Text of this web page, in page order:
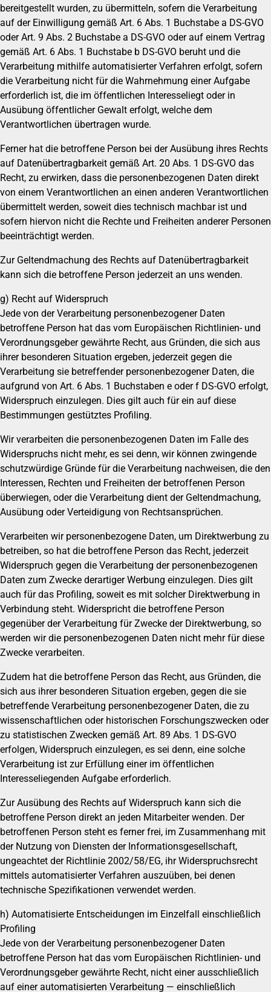
bereitgestellt wurden, zu übermitteln, sofern die Verarbeitung
auf der Einwilligung gemäß Art. 6 Abs. 1 Buchstabe a DS-GVO
oder Art. 9 Abs. 2 Buchstabe a DS-GVO oder auf einem Vertrag
gemäß Art. 6 Abs. 1 Buchstabe b DS-GVO beruht und die
Verarbeitung mithilfe automatisierter Verfahren erfolgt, sofern
die Verarbeitung nicht für die Wahrnehmung einer Aufgabe
erforderlich ist, die im öffentlichen Interesseliegt oder in
Ausübung öffentlicher Gewalt erfolgt, welche dem
Verantwortlichen übertragen wurde.
Ferner hat die betroffene Person bei der Ausübung ihres Rechts
auf Datenübertragbarkeit gemäß Art. 20 Abs. 1 DS-GVO das
Recht, zu erwirken, dass die personenbezogenen Daten direkt
von einem Verantwortlichen an einen anderen Verantwortlichen
übermittelt werden, soweit dies technisch machbar ist und
sofern hiervon nicht die Rechte und Freiheiten anderer Personen
beeinträchtigt werden.
Zur Geltendmachung des Rechts auf Datenübertragbarkeit
kann sich die betroffene Person jederzeit an uns wenden.
g) Recht auf Widerspruch
Jede von der Verarbeitung personenbezogener Daten
betroffene Person hat das vom Europäischen Richtlinien- und
Verordnungsgeber gewährte Recht, aus Gründen, die sich aus
ihrer besonderen Situation ergeben, jederzeit gegen die
Verarbeitung sie betreffender personenbezogener Daten, die
aufgrund von Art. 6 Abs. 1 Buchstaben e oder f DS-GVO erfolgt,
Widerspruch einzulegen. Dies gilt auch für ein auf diese
Bestimmungen gestütztes Profiling.
Wir verarbeiten die personenbezogenen Daten im Falle des
Widerspruchs nicht mehr, es sei denn, wir können zwingende
schutzwürdige Gründe für die Verarbeitung nachweisen, die den
Interessen, Rechten und Freiheiten der betroffenen Person
überwiegen, oder die Verarbeitung dient der Geltendmachung,
Ausübung oder Verteidigung von Rechtsansprüchen.
Verarbeiten wir personenbezogene Daten, um Direktwerbung zu
betreiben, so hat die betroffene Person das Recht, jederzeit
Widerspruch gegen die Verarbeitung der personenbezogenen
Daten zum Zwecke derartiger Werbung einzulegen. Dies gilt
auch für das Profiling, soweit es mit solcher Direktwerbung in
Verbindung steht. Widerspricht die betroffene Person
gegenüber der Verarbeitung für Zwecke der Direktwerbung, so
werden wir die personenbezogenen Daten nicht mehr für diese
Zwecke verarbeiten.
Zudem hat die betroffene Person das Recht, aus Gründen, die
sich aus ihrer besonderen Situation ergeben, gegen die sie
betreffende Verarbeitung personenbezogener Daten, die zu
wissenschaftlichen oder historischen Forschungszwecken oder
zu statistischen Zwecken gemäß Art. 89 Abs. 1 DS-GVO
erfolgen, Widerspruch einzulegen, es sei denn, eine solche
Verarbeitung ist zur Erfüllung einer im öffentlichen
Interesseliegenden Aufgabe erforderlich.
Zur Ausübung des Rechts auf Widerspruch kann sich die
betroffene Person direkt an jeden Mitarbeiter wenden. Der
betroffenen Person steht es ferner frei, im Zusammenhang mit
der Nutzung von Diensten der Informationsgesellschaft,
ungeachtet der Richtlinie 2002/58/EG, ihr Widerspruchsrecht
mittels automatisierter Verfahren auszuüben, bei denen
technische Spezifikationen verwendet werden.
h) Automatisierte Entscheidungen im Einzelfall einschließlich
Profiling
Jede von der Verarbeitung personenbezogener Daten
betroffene Person hat das vom Europäischen Richtlinien- und
Verordnungsgeber gewährte Recht, nicht einer ausschließlich
auf einer automatisierten Verarbeitung — einschließlich